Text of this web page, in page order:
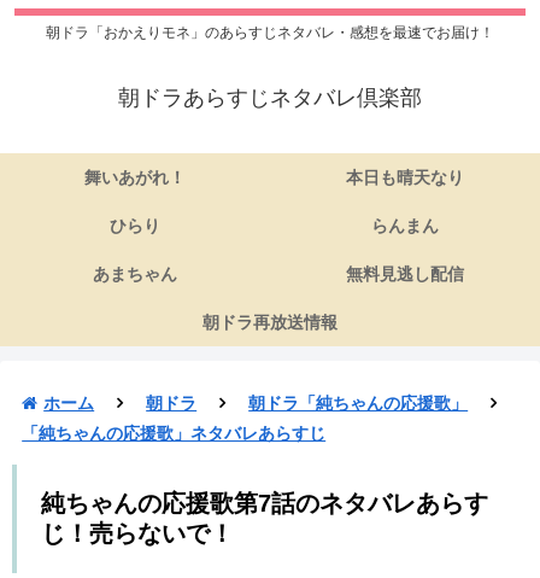
朝ドラ「おかえりモネ」のあらすじネタバレ・感想を最速でお届け！
朝ドラあらすじネタバレ倶楽部
舞いあがれ！ 本日も晴天なり
ひらり らんまん
あまちゃん 無料見逃し配信
朝ドラ再放送情報
ホーム 朝ドラ
朝ドラ「純ちゃんの応援歌」
「純ちゃんの応援歌」ネタバレあらすじ
純ちゃんの応援歌第7話のネタバレあらす
じ！売らないで！